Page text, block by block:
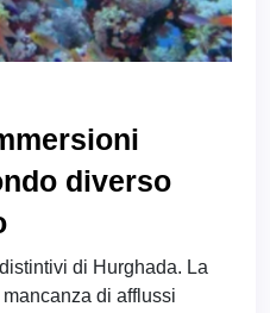
diverso
di Hurghada. La
di afflussi